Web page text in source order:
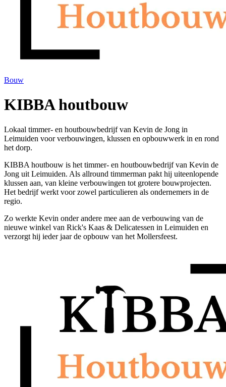
Bouw
KIBBA houtbouw
Lokaal timmer- en houtbouwbedrijf van Kevin de Jong in
Leimuiden voor verbouwingen, klussen en opbouwwerk in en rond
het dorp.
KIBBA houtbouw is het timmer- en houtbouwbedrijf van Kevin de
Jong uit Leimuiden. Als allround timmerman pakt hij uiteenlopende
klussen aan, van kleine verbouwingen tot grotere bouwprojecten.
Het bedrijf werkt voor zowel particulieren als ondernemers in de
regio.
Zo werkte Kevin onder andere mee aan de verbouwing van de
nieuwe winkel van Rick's Kaas & Delicatessen in Leimuiden en
verzorgt hij ieder jaar de opbouw van het Mollersfeest.